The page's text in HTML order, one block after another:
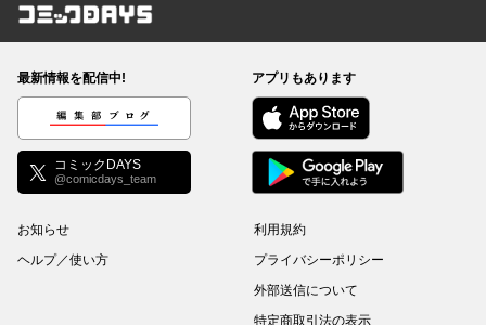
コミックDAYS
最新情報を配信中!
編集部ブログ
コミックDAYS
@comicdays_team
アプリもあります
お知らせ
ヘルプ／使い方
利用規約
プライバシーポリシー
外部送信について
特定商取引法の表示